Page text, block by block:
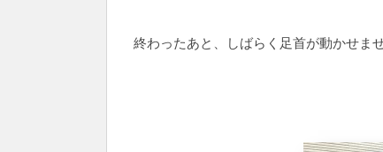
終わったあと、しばらく足首が動かせま